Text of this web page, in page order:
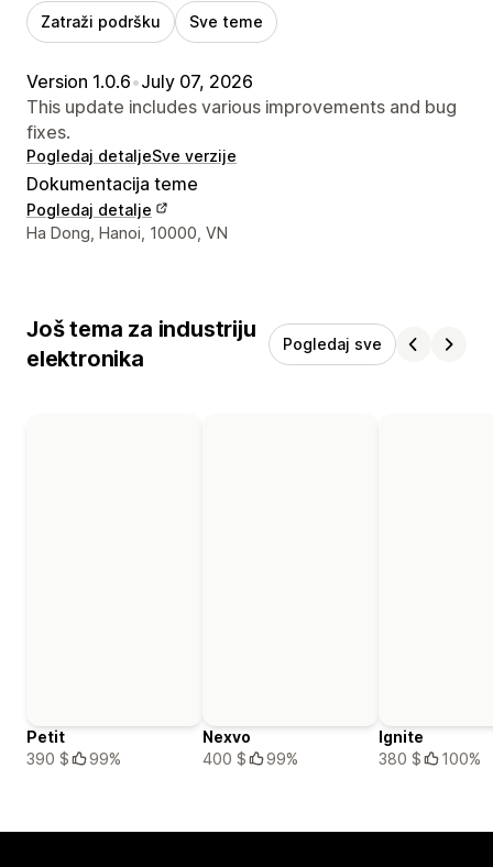
Zatraži podršku Sve teme
Version 1.0.6•July 07, 2026
This update includes various improvements and bug
fixes.
Pogledaj detaljeSve verzije
Dokumentacija teme
Pogledaj detalje
Podaci za kontakt dizajnera
Ha Dong, Hanoi, 10000, VN
Još tema za industriju
elektronika
Pogledaj sve
Petit
390 $
99%
Nexvo
400 $
99%
Ignite
380 $
100%